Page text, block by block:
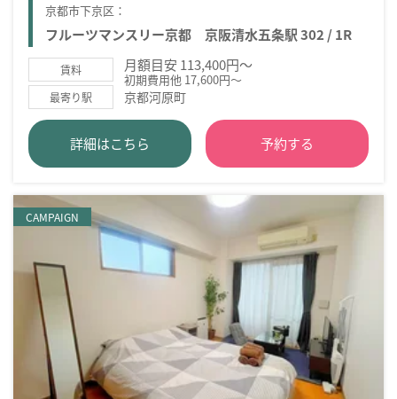
京都市下京区：
フルーツマンスリー京都 京阪清水五条駅 302 / 1R
賃料 月額目安 113,400円～
初期費用他 17,600円～
最寄り駅 京都河原町
詳細はこちら 予約する
CAMPAIGN